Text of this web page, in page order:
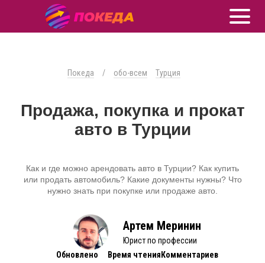
Покеда / обо-всем Турция
Продажа, покупка и прокат
авто в Турции
Как и где можно арендовать авто в Турции? Как купить
или продать автомобиль? Какие документы нужны? Что
нужно знать при покупке или продаже авто.
Артем Меринин
Юрист по профессии
Обновлено
Время чтения Комментариев